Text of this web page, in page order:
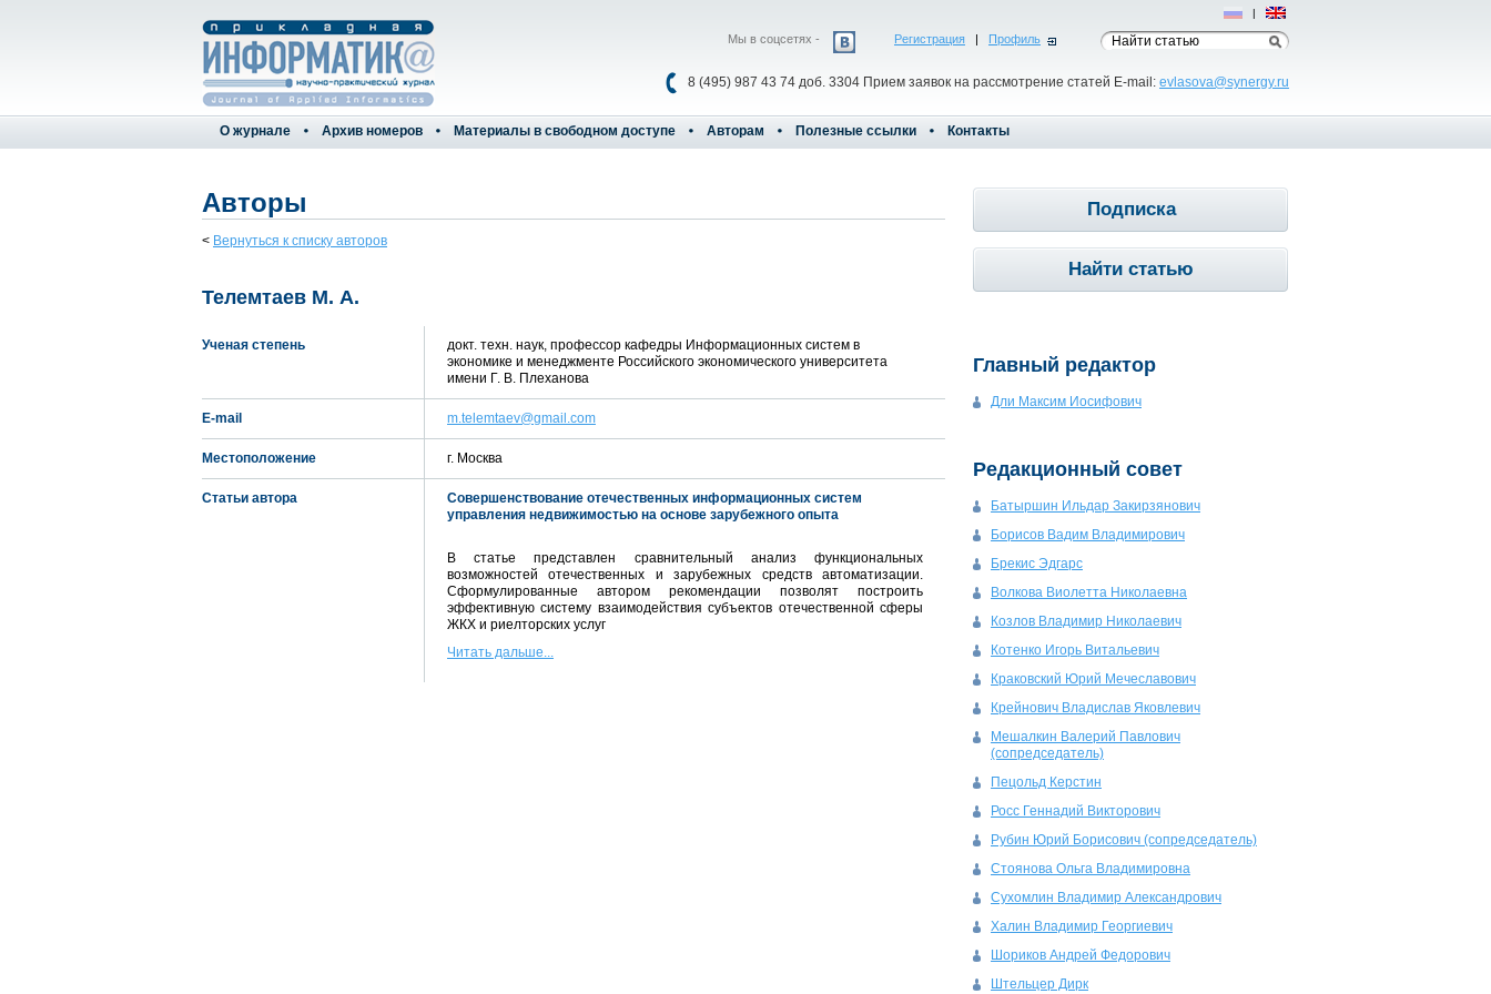
Регистрация | Профиль
8 (495) 987 43 74 доб. 3304 Прием заявок на рассмотрение статей E-mail: evlasova@synergy.ru
Мы в соцсетях -
Рус | Eng
О журнале Архив номеров Материалы в свободном доступе Авторам Полезные ссылки Контакты
Авторы
< Вернуться к списку авторов
Телемтаев М. А.
Ученая степень
докт. техн. наук, профессор кафедры Информационных систем в
экономике и менеджменте Российского экономического университета
имени Г. В. Плеханова
E-mail m.telemtaev@gmail.com
Местоположение г. Москва
Статьи автора
Совершенствование отечественных информационных систем
управления недвижимостью на основе зарубежного опыта
В статье представлен сравнительный анализ функциональных
возможностей отечественных и зарубежных средств автоматизации.
Сформулированные автором рекомендации позволят построить
эффективную систему взаимодействия субъектов отечественной сферы
ЖКХ и риелторских услуг
Читать дальше...
Подписка
Найти статью
Главный редактор
Дли Максим Иосифович
Редакционный совет
Батыршин Ильдар Закирзянович
Борисов Вадим Владимирович
Брекис Эдгарс
Волкова Виолетта Николаевна
Козлов Владимир Николаевич
Котенко Игорь Витальевич
Краковский Юрий Мечеславович
Крейнович Владислав Яковлевич
Мешалкин Валерий Павлович
(сопредседатель)
Пецольд Керстин
Росс Геннадий Викторович
Рубин Юрий Борисович (сопредседатель)
Стоянова Ольга Владимировна
Сухомлин Владимир Александрович
Халин Владимир Георгиевич
Шориков Андрей Федорович
Штельцер Дирк